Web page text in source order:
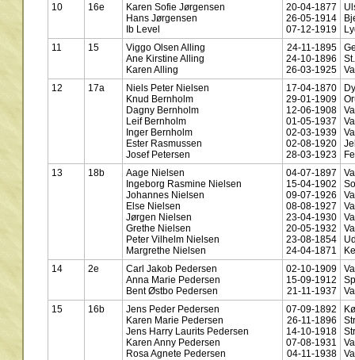
10
16e
Karen Sofie Jørgensen
Hans Jørgensen
Ib Level
20-04-1877
26-05-1914
07-12-1919
11
15
Viggo Olsen Alling
Ane Kirstine Alling
Karen Alling
24-11-1895
24-10-1896
26-03-1925
12
17a
Niels Peter Nielsen
Knud Bernholm
Dagny Bernholm
Leif Bernholm
Inger Bernholm
Ester Rasmussen
Josef Petersen
17-04-1870
29-01-1909
12-06-1908
01-05-1937
02-03-1939
02-08-1920
28-03-1923
13
18b
Aage Nielsen
Ingeborg Rasmine Nielsen
Johannes Nielsen
Else Nielsen
Jørgen Nielsen
Grethe Nielsen
Peter Vilhelm Nielsen
Margrethe Nielsen
04-07-1897
15-04-1902
09-07-1926
08-08-1927
23-04-1930
20-05-1932
23-08-1854
24-04-1871
14
2e
Carl Jakob Pedersen
Anna Marie Pedersen
Bent Østbo Pedersen
02-10-1909
15-09-1912
21-11-1937
15
16b
Jens Peder Pedersen
Karen Marie Pedersen
Jens Harry Laurits Pedersen
Karen Anny Pedersen
Rosa Agnete Pedersen
07-09-1892
26-11-1896
14-10-1918
07-08-1931
04-11-1938